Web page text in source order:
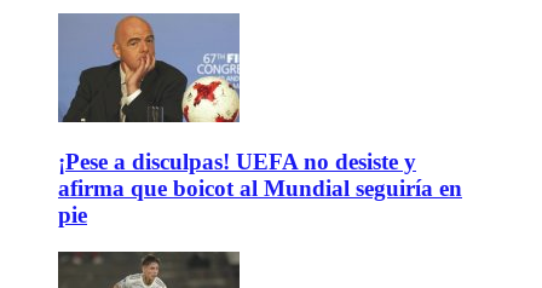
¡Pese a disculpas! UEFA no desiste y
afirma que boicot al Mundial seguiría en
pie